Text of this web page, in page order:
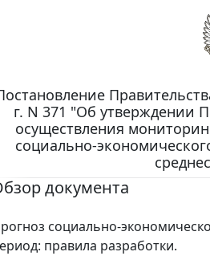
г. N 371 "Об утверждении
осуществления
социально-
документа
социально-
правила разработки.